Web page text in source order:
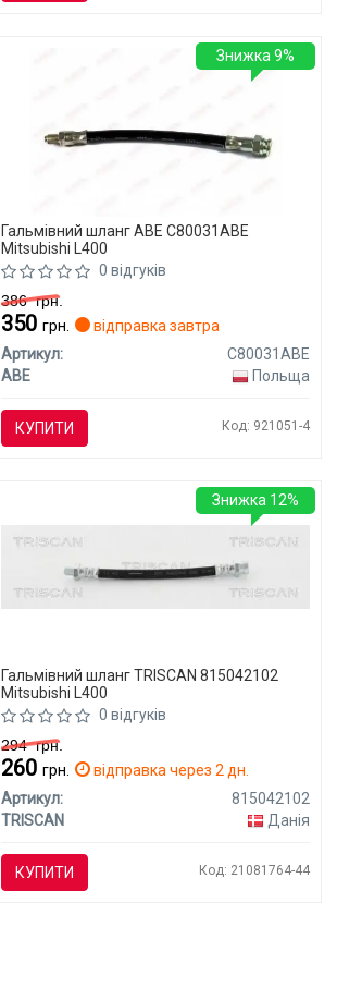
Гальмівний шланг ABE C80031ABE
Mitsubishi L400
0 відгуків
386грн.
350грн.
відправка завтра
Артикул:
C80031ABE
ABE
Польща
КУПИТИ Код: 921051-4
Знижка 9%
Гальмівний шланг TRISCAN 815042102
Mitsubishi L400
0 відгуків
294грн.
260грн.
відправка через 2 дн.
Артикул:
815042102
TRISCAN
Данія
КУПИТИ Код: 21081764-44
Знижка 12%